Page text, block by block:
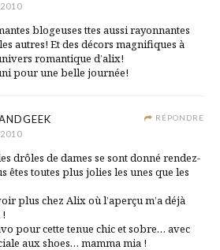
blogeuses ttes aussi rayonnantes
autres! Et des décors magnifiques à
romantique d’alix!
pour une belle journée!
RÉPONDRE
drôles de dames se sont donné rendez-
êtes toutes plus jolies les unes que les
plus chez Alix où l’aperçu m’a déjà
pour cette tenue chic et sobre… avec
aux shoes… mamma mia !